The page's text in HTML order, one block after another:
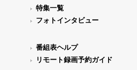
特集一覧
フォトインタビュー
番組表ヘルプ
リモート録画予約ガイド